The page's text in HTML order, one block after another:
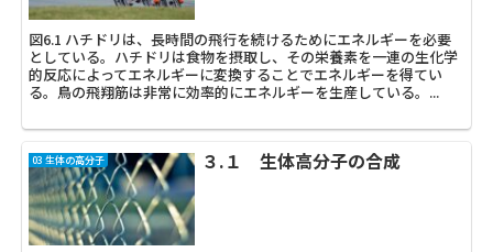
図6.1 ハチドリは、長時間の飛行を続けるためにエネルギーを必要
としている。ハチドリは食物を摂取し、その栄養素を一連の生化学
的反応によってエネルギーに変換することでエネルギーを得てい
る。鳥の飛翔筋は非常に効率的にエネルギーを生産している。...
03 生体の高分子 ３.１ 生体高分子の合成